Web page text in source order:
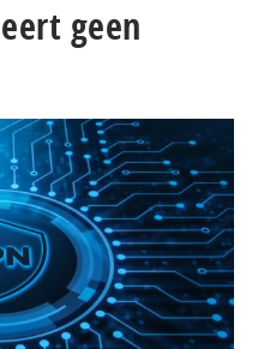
geen